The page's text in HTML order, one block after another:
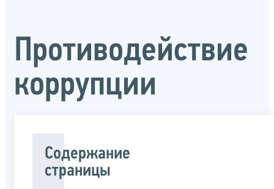
Противодействие
коррупции
Содержание
страницы